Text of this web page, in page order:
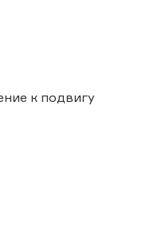
к подвигу